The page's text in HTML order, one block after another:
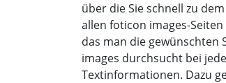
über die Sie schnell zu
allen foticon images-
das man die gewünschten
images durchsucht bei
Textinformationen. Dazu